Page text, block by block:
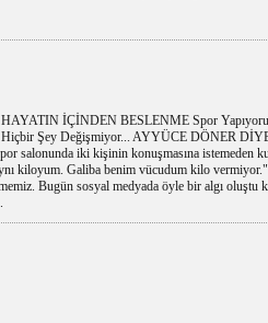
HAYATIN İÇİNDEN BESLENME Spor
Hiçbir Şey Değişmiyor... AYYÜCE DÖNER
salonunda iki kişinin konuşmasına istemeden
kiloyum. Galiba benim vücudum kilo
Bugün sosyal medyada öyle bir algı oluştu